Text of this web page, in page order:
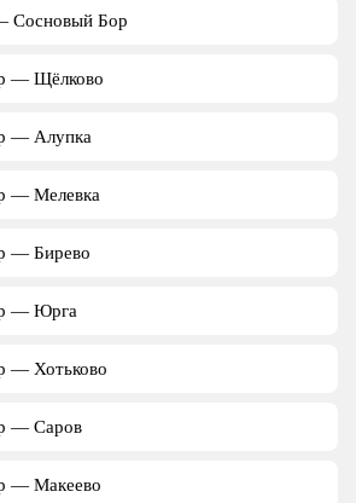
Сосновый Бор
— Щёлково
— Алупка
— Мелевка
— Бирево
— Юрга
— Хотьково
— Саров
— Макеево